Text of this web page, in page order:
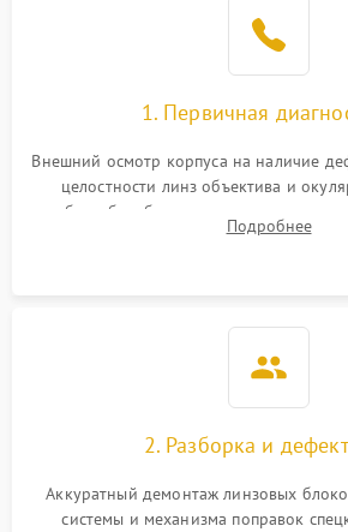
1. Первичная
Внешний осмотр корпуса на наличие
целостности линз объектива и
работы барабанчиков ввода
параллакса и зума. Выявление
Подробнее
2. Разборка и
Аккуратный демонтаж линзовых
системы и механизма поправок